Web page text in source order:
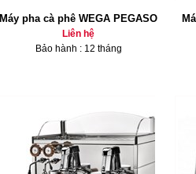
Máy pha cà phê WEGA PEGASO
Liên hệ
Bảo hành : 12 tháng